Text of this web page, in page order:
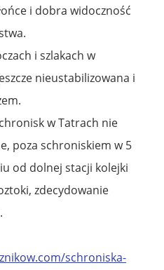
i dobra widoczność
i szlakach w
nieustabilizowana i
w Tatrach nie
poza schroniskiem w 5
od dolnej stacji kolejki
zdecydowanie
schroniska-